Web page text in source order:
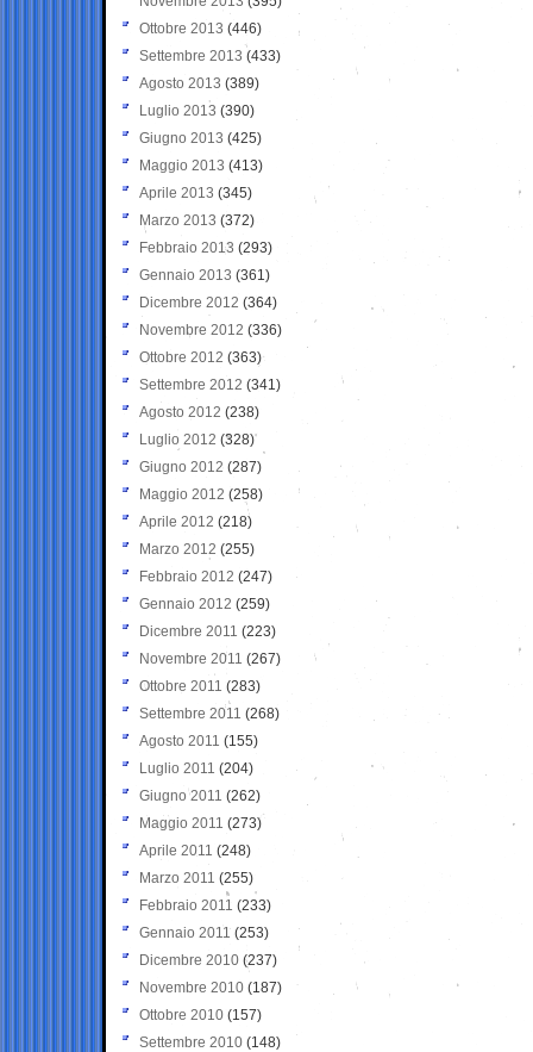
Ottobre 2013 (446)
Settembre 2013 (433)
Agosto 2013 (389)
Luglio 2013 (390)
Giugno 2013 (425)
Maggio 2013 (413)
Aprile 2013 (345)
Marzo 2013 (372)
Febbraio 2013 (293)
Gennaio 2013 (361)
Dicembre 2012 (364)
Novembre 2012 (336)
Ottobre 2012 (363)
Settembre 2012 (341)
Agosto 2012 (238)
Luglio 2012 (328)
Giugno 2012 (287)
Maggio 2012 (258)
Aprile 2012 (218)
Marzo 2012 (255)
Febbraio 2012 (247)
Gennaio 2012 (259)
Dicembre 2011 (223)
Novembre 2011 (267)
Ottobre 2011 (283)
Settembre 2011 (268)
Agosto 2011 (155)
Luglio 2011 (204)
Giugno 2011 (262)
Maggio 2011 (273)
Aprile 2011 (248)
Marzo 2011 (255)
Febbraio 2011 (233)
Gennaio 2011 (253)
Dicembre 2010 (237)
Novembre 2010 (187)
Ottobre 2010 (157)
Settembre 2010 (148)